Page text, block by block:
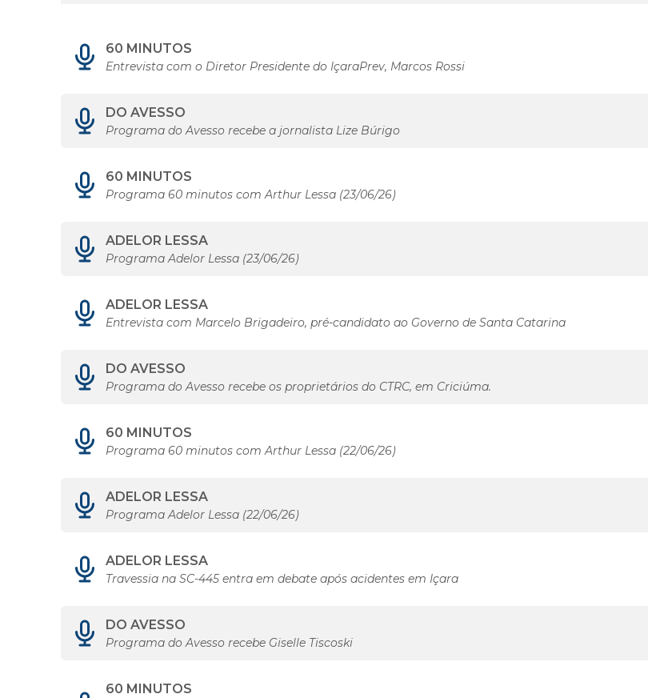
60 MINUTOS
Entrevista com o Diretor Presidente do IçaraPrev, Marcos Rossi
DO AVESSO
Programa do Avesso recebe a jornalista Lize Búrigo
60 MINUTOS
Programa 60 minutos com Arthur Lessa (23/06/26)
ADELOR LESSA
Programa Adelor Lessa (23/06/26)
ADELOR LESSA
Entrevista com Marcelo Brigadeiro, pré-candidato ao Governo de Santa Catarina
DO AVESSO
Programa do Avesso recebe os proprietários do CTRC, em Criciúma.
60 MINUTOS
Programa 60 minutos com Arthur Lessa (22/06/26)
ADELOR LESSA
Programa Adelor Lessa (22/06/26)
ADELOR LESSA
Travessia na SC-445 entra em debate após acidentes em Içara
DO AVESSO
Programa do Avesso recebe Giselle Tiscoski
60 MINUTOS